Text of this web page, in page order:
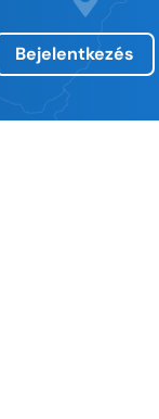
Bejelentkezés